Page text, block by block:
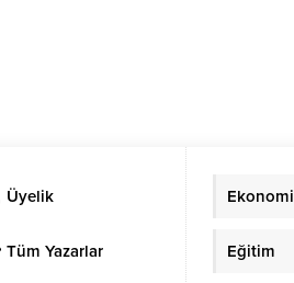
Üyelik
Tüm Yazarlar
Ekonomi
Eğitim